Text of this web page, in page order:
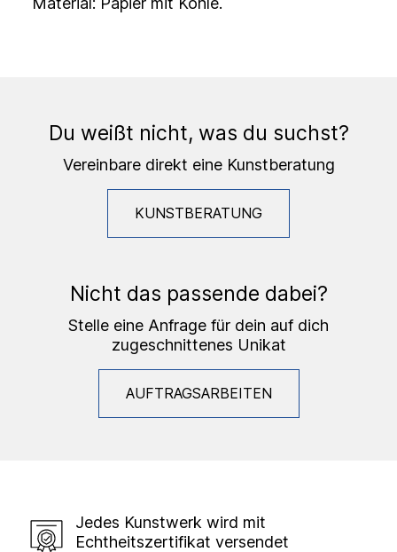
Du weißt nicht, was du suchst?
Vereinbare direkt eine Kunstberatung
KUNSTBERATUNG
Nicht das passende dabei?
Stelle eine Anfrage für dein auf dich
zugeschnittenes Unikat
AUFTRAGSARBEITEN
Jedes Kunstwerk wird mit
Echtheitszertifikat versendet